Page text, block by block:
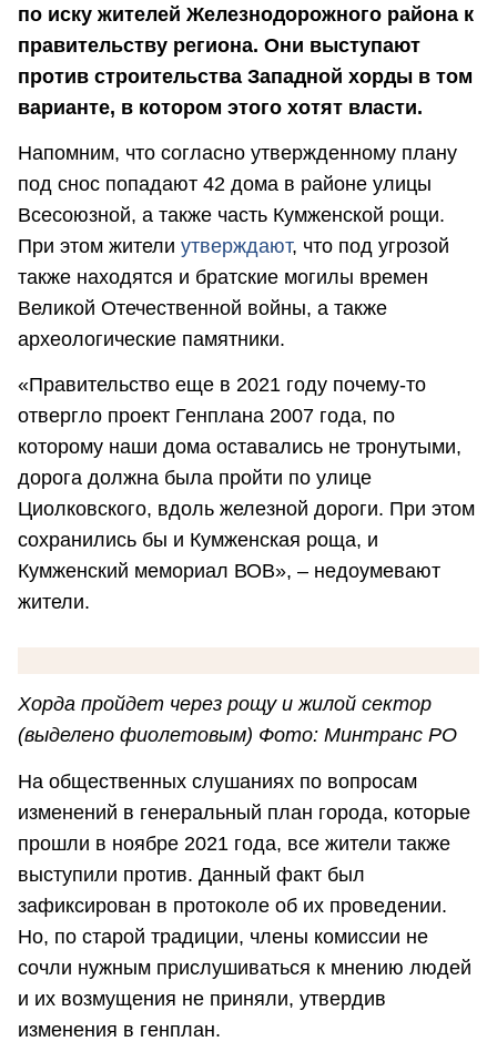
по иску жителей Железнодорожного района к
правительству региона. Они выступают
против строительства Западной хорды в том
варианте, в котором этого хотят власти.
Напомним, что согласно утвержденному плану
под снос попадают 42 дома в районе улицы
Всесоюзной, а также часть Кумженской рощи.
При этом жители утверждают, что под угрозой
также находятся и братские могилы времен
Великой Отечественной войны, а также
археологические памятники.
«Правительство еще в 2021 году почему-то
отвергло проект Генплана 2007 года, по
которому наши дома оставались не тронутыми,
дорога должна была пройти по улице
Циолковского, вдоль железной дороги. При этом
сохранились бы и Кумженская роща, и
Кумженский мемориал ВОВ», – недоумевают
жители.
Хорда пройдет через рощу и жилой сектор
(выделено фиолетовым) Фото: Минтранс РО
На общественных слушаниях по вопросам
изменений в генеральный план города, которые
прошли в ноябре 2021 года, все жители также
выступили против. Данный факт был
зафиксирован в протоколе об их проведении.
Но, по старой традиции, члены комиссии не
сочли нужным прислушиваться к мнению людей
и их возмущения не приняли, утвердив
изменения в генплан.